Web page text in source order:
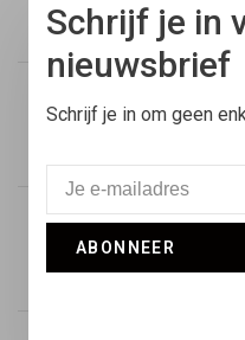
Binnen
Voor
14 dagen
Schrijf je in
nieuwsbrief
Schrijf je in om geen
ABONNEER